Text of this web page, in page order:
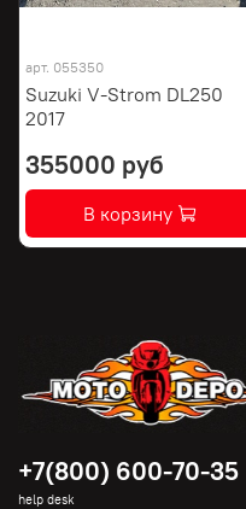
арт. 055350
Suzuki V-Strom DL250
2017
355000 руб
В корзину
+7(800) 600-70-35
help desk